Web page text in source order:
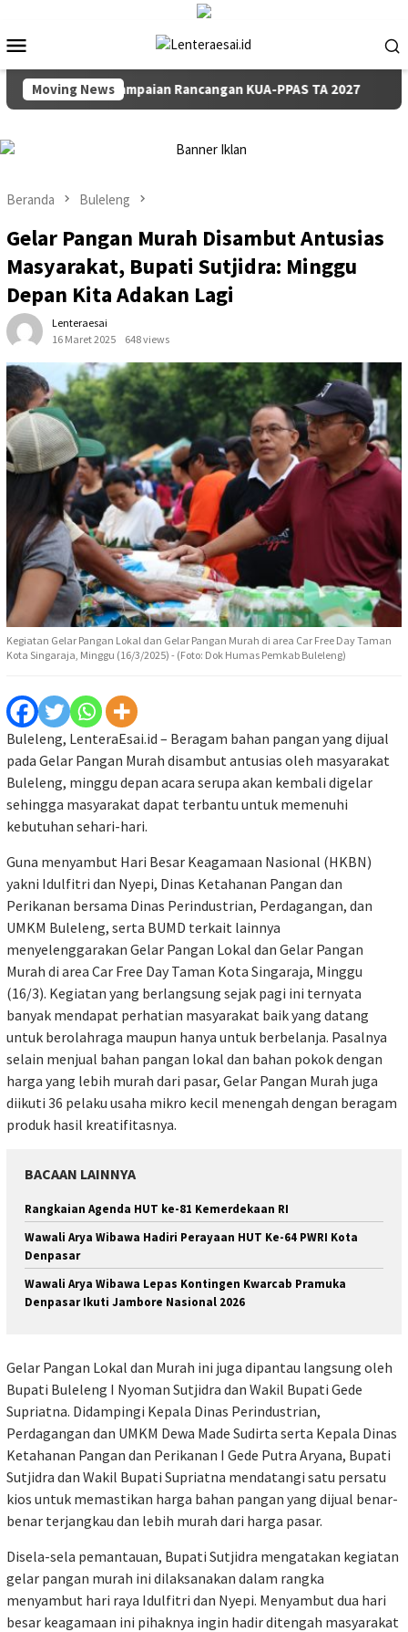
konten
Mobile
Moving News
Penyampaian Rancangan KUA-PPAS TA 2027
Beranda Buleleng
Gelar Pangan Murah Disambut Antusias
Masyarakat, Bupati Sutjidra: Minggu
Depan Kita Adakan Lagi
Lenteraesai
16 Maret 2025
648 views
Kegiatan Gelar Pangan Lokal dan Gelar Pangan Murah di area Car Free Day Taman
Kota Singaraja, Minggu (16/3/2025) - (Foto: Dok Humas Pemkab Buleleng)
Buleleng, LenteraEsai.id – Beragam bahan pangan yang dijual
pada Gelar Pangan Murah disambut antusias oleh masyarakat
Buleleng, minggu depan acara serupa akan kembali digelar
sehingga masyarakat dapat terbantu untuk memenuhi
kebutuhan sehari-hari.
Guna menyambut Hari Besar Keagamaan Nasional (HKBN)
yakni Idulfitri dan Nyepi, Dinas Ketahanan Pangan dan
Perikanan bersama Dinas Perindustrian, Perdagangan, dan
UMKM Buleleng, serta BUMD terkait lainnya
menyelenggarakan Gelar Pangan Lokal dan Gelar Pangan
Murah di area Car Free Day Taman Kota Singaraja, Minggu
(16/3). Kegiatan yang berlangsung sejak pagi ini ternyata
banyak mendapat perhatian masyarakat baik yang datang
untuk berolahraga maupun hanya untuk berbelanja. Pasalnya
selain menjual bahan pangan lokal dan bahan pokok dengan
harga yang lebih murah dari pasar, Gelar Pangan Murah juga
diikuti 36 pelaku usaha mikro kecil menengah dengan beragam
produk hasil kreatifitasnya.
BACAAN LAINNYA
Rangkaian Agenda HUT ke-81 Kemerdekaan RI
Wawali Arya Wibawa Hadiri Perayaan HUT Ke-64 PWRI Kota
Denpasar
Wawali Arya Wibawa Lepas Kontingen Kwarcab Pramuka
Denpasar Ikuti Jambore Nasional 2026
Gelar Pangan Lokal dan Murah ini juga dipantau langsung oleh
Bupati Buleleng I Nyoman Sutjidra dan Wakil Bupati Gede
Supriatna. Didampingi Kepala Dinas Perindustrian,
Perdagangan dan UMKM Dewa Made Sudirta serta Kepala Dinas
Ketahanan Pangan dan Perikanan I Gede Putra Aryana, Bupati
Sutjidra dan Wakil Bupati Supriatna mendatangi satu persatu
kios untuk memastikan harga bahan pangan yang dijual benar-
benar terjangkau dan lebih murah dari harga pasar.
Disela-sela pemantauan, Bupati Sutjidra mengatakan kegiatan
gelar pangan murah ini dilaksanakan dalam rangka
menyambut hari raya Idulfitri dan Nyepi. Menyambut dua hari
besar keagamaan ini pihaknya ingin hadir ditengah masyarakat